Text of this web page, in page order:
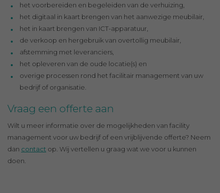
het voorbereiden en begeleiden van de verhuizing,
het digitaal in kaart brengen van het aanwezige meubilair,
het in kaart brengen van ICT-apparatuur,
de verkoop en hergebruik van overtollig meubilair,
afstemming met leveranciers,
het opleveren van de oude locatie(s) en
overige processen rond het facilitair management van uw
bedrijf of organisatie.
Vraag een offerte aan
Wilt u meer informatie over de mogelijkheden van facility
management voor uw bedrijf of een vrijblijvende offerte? Neem
dan contact op. Wij vertellen u graag wat we voor u kunnen
doen.